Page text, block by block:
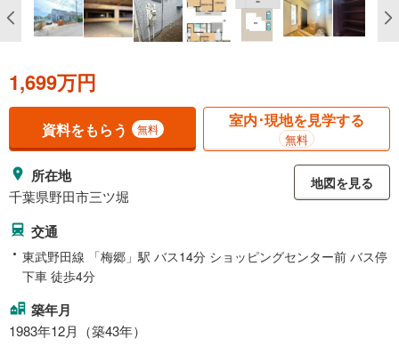
1,699万円
資料をもらう 無料 室内･現地を見学する
無料
所在地
千葉県野田市三ツ堀
地図を見る
交通
東武野田線 「梅郷」駅 バス14分 ショッピングセンター前 バス停
下車 徒歩4分
築年月
1983年12月（築43年）